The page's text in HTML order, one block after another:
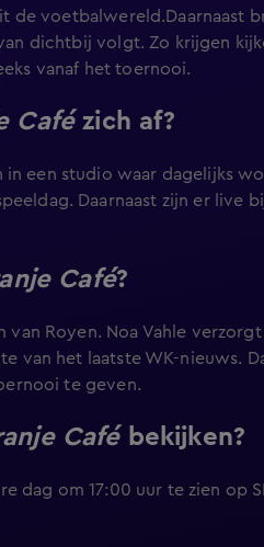
de voetbalwereld.Daarnaast
dichtbij volgt. Zo krijgen
vanaf het toernooi.
Cafézich af?
een studio waar dagelijks
Daarnaast zijn er live
Café?
van Royen. Noa Vahle
van het laatste WK-nieuws.
te geven.
Cafébekijken?
dag om 17:00 uur te zien op